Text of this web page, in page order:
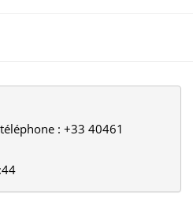
: +33 40461